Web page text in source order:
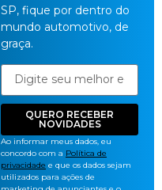
SP, fique por dentro do
mundo automotivo, de
graça.
QUERO RECEBER
NOVIDADES
Ao informar meus dados, eu
concordo com a Política de
privacidade e que os dados sejam
utilizados para ações de